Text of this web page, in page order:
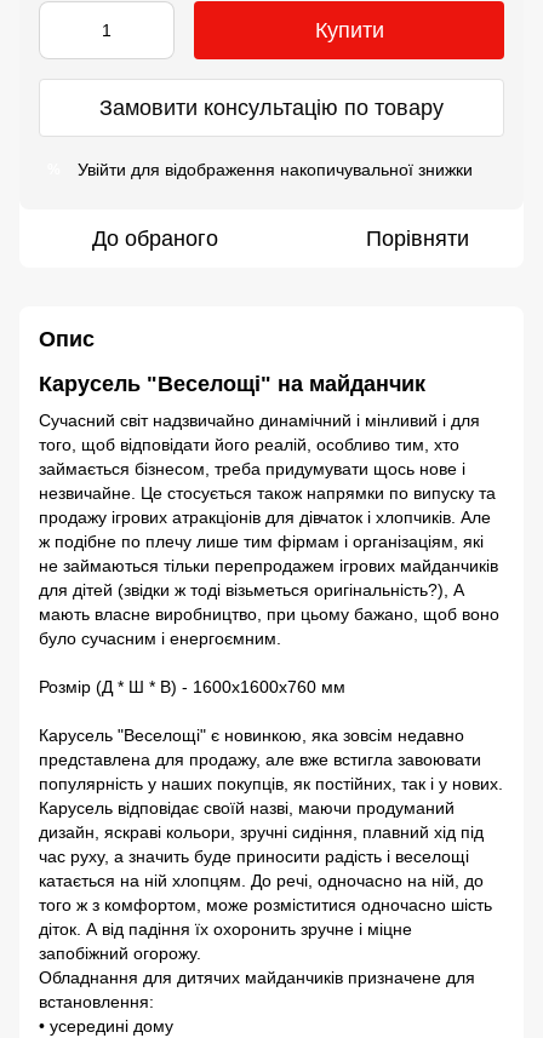
Купити
Замовити консультацію по товару
Увійти для відображення накопичувальної знижки
До обраного Порівняти
Опис
Карусель "Веселощі" на майданчик
Сучасний світ надзвичайно динамічний і мінливий і для
того, щоб відповідати його реалій, особливо тим, хто
займається бізнесом, треба придумувати щось нове і
незвичайне. Це стосується також напрямки по випуску та
продажу ігрових атракціонів для дівчаток і хлопчиків. Але
ж подібне по плечу лише тим фірмам і організаціям, які
не займаються тільки перепродажем ігрових майданчиків
для дітей (звідки ж тоді візьметься оригінальність?), А
мають власне виробництво, при цьому бажано, щоб воно
було сучасним і енергоємним.
Розмір (Д * Ш * В) - 1600х1600х760 мм
Карусель "Веселощі" є новинкою, яка зовсім недавно
представлена ​​для продажу, але вже встигла завоювати
популярність у наших покупців, як постійних, так і у нових.
Карусель відповідає своїй назві, маючи продуманий
дизайн, яскраві кольори, зручні сидіння, плавний хід під
час руху, а значить буде приносити радість і веселощі
катається на ній хлопцям. До речі, одночасно на ній, до
того ж з комфортом, може розміститися одночасно шість
діток. А від падіння їх охоронить зручне і міцне
запобіжний огорожу.
Обладнання для дитячих майданчиків призначене для
встановлення:
• усередині дому